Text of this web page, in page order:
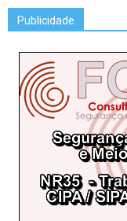
Publicidade